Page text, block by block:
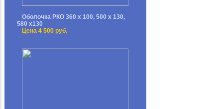
Оболочка РКО 360 х 100, 500 х 130,
580 х130
Цена 4 500 руб.